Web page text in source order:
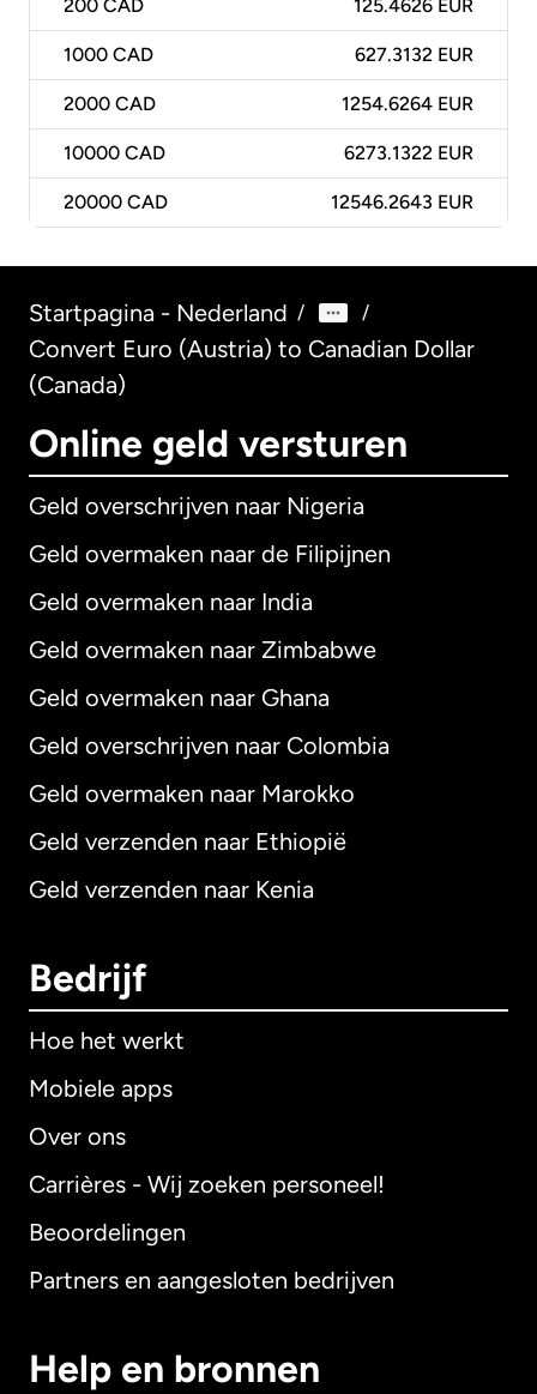
200 CAD 125.4626 EUR
1000 CAD 627.3132 EUR
2000 CAD 1254.6264 EUR
10000 CAD 6273.1322 EUR
20000 CAD 12546.2643 EUR
Startpagina - Nederland / /
Convert Euro (Austria) to Canadian Dollar
(Canada)
Online geld versturen
Geld overschrijven naar Nigeria
Geld overmaken naar de Filipijnen
Geld overmaken naar India
Geld overmaken naar Zimbabwe
Geld overmaken naar Ghana
Geld overschrijven naar Colombia
Geld overmaken naar Marokko
Geld verzenden naar Ethiopië
Geld verzenden naar Kenia
Bedrijf
Hoe het werkt
Mobiele apps
Over ons
Carrières - Wij zoeken personeel!
Beoordelingen
Partners en aangesloten bedrijven
Help en bronnen